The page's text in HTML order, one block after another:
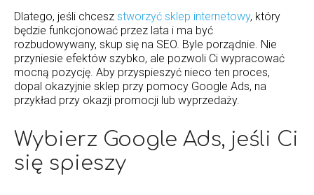
Dlatego, jeśli chcesz stworzyć sklep internetowy, który
będzie funkcjonować przez lata i ma być
rozbudowywany, skup się na SEO. Byle porządnie. Nie
przyniesie efektów szybko, ale pozwoli Ci wypracować
mocną pozycję. Aby przyspieszyć nieco ten proces,
dopal okazyjnie sklep przy pomocy Google Ads, na
przykład przy okazji promocji lub wyprzedaży.
Wybierz Google Ads, jeśli Ci
się spieszy